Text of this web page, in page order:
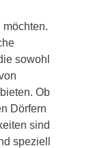
sowohl
Ob
Dörfern
sind
speziell